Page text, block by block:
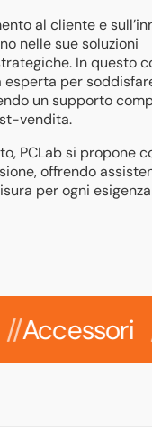
al cliente e
nelle sue soluzioni
In questo
esperta per
un supporto
vendita.
PCLab si propone
offrendo
per ogni esigenza